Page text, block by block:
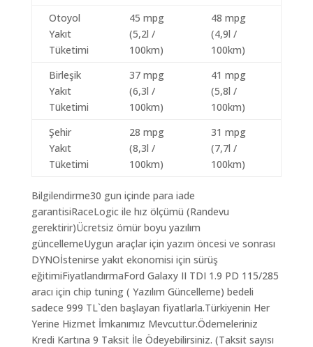
Otoyol
Yakıt
Tüketimi
45 mpg
(5,2l /
100km)
48 mpg
(4,9l /
100km)
Birleşik
Yakıt
Tüketimi
37 mpg
(6,3l /
100km)
41 mpg
(5,8l /
100km)
Şehir
Yakıt
Tüketimi
28 mpg
(8,3l /
100km)
31 mpg
(7,7l /
100km)
Bilgilendirme30 gun içinde para iade
garantisiRaceLogic ile hız ölçümü (Randevu
gerektirir)Ücretsiz ömür boyu yazılım
güncellemeUygun araçlar için yazım öncesi ve sonrası
DYNOİstenirse yakıt ekonomisi için sürüş
eğitimiFiyatlandırmaFord Galaxy II TDI 1.9 PD 115/285
aracı için chip tuning ( Yazılım Güncelleme) bedeli
sadece 999 TL`den başlayan fiyatlarla.Türkiyenin Her
Yerine Hizmet İmkanımız Mevcuttur.Ödemeleriniz
Kredi Kartına 9 Taksit İle Ödeyebilirsiniz. (Taksit sayısı